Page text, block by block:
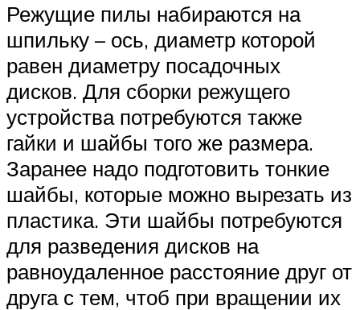
Режущие пилы набираются на
шпильку – ось, диаметр которой
равен диаметру посадочных
дисков. Для сборки режущего
устройства потребуются также
гайки и шайбы того же размера.
Заранее надо подготовить тонкие
шайбы, которые можно вырезать из
пластика. Эти шайбы потребуются
для разведения дисков на
равноудаленное расстояние друг от
друга с тем, чтоб при вращении их